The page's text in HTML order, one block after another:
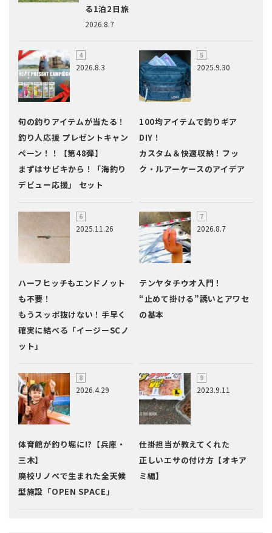
2026.8.7
る1泊2日旅
2026.8.3
旬の釣りアイテムが当たる！
釣り人応援 プレゼントキャン
ペーン！！【第48弾】
まずはサビキから！「海釣り
デビュー応援」 セット
2025.9.30
100均アイテムで釣りギア
DIY！
カスタム＆快適収納！フッ
ク・ルアーケースのアイデア
2025.11.26
ハーフヒッチもエンドノット
も不要！
もうスッポ抜けない！手早く
確実に結べる「イージーSCノ
ット」
2026.8.7
テンヤタチウオ入門！
“止めて掛ける”誘いとアワセ
の基本
2026.4.29
体育館が釣り堀に!?【兵庫・
三木】
廃校リノベで生まれた全天候
型施設「OPEN SPACE」
2023.9.11
仕掛担当が教えてくれた
正しいエサの付け方【オキア
ミ編】